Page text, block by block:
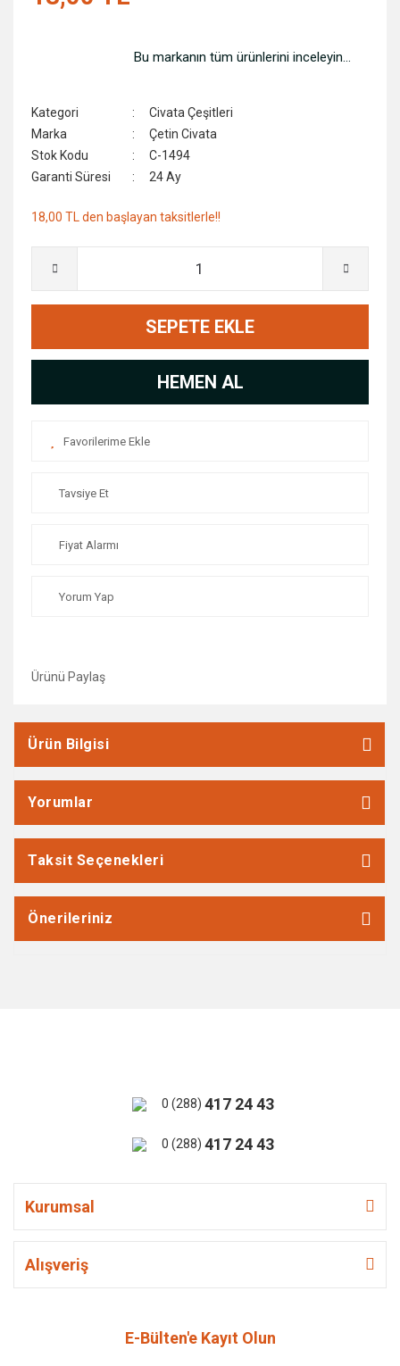
Bu markanın tüm ürünlerini inceleyin...
Kategori
Civata Çeşitleri
Marka
Çetin Civata
Stok Kodu
C-1494
Garanti Süresi
24 Ay
18,00 TL den başlayan taksitlerle!!
SEPETE EKLE
HEMEN AL
Tavsiye Et
Fiyat Alarmı
Yorum Yap
Ürünü Paylaş
Ürün Bilgisi
Yorumlar
Taksit Seçenekleri
Önerileriniz
0 (288) 417 24 43
0 (288) 417 24 43
Kurumsal
Alışveriş
E-Bülten'e Kayıt Olun